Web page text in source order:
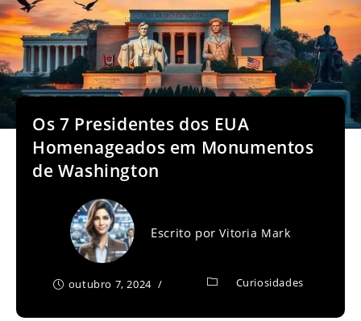
Os 7 Presidentes dos EUA
Homenageados em Monumentos
de Washington
Escrito porVitoria Mark
outubro 7, 2024 Curiosidades